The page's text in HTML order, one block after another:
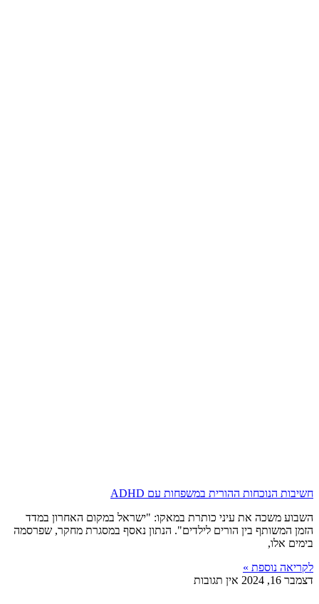
חשיבות הנוכחות ההורית במשפחות עם ADHD
השבוע משכה את עיני כותרת במאקו: "ישראל במקום האחרון במדד
הזמן המשותף בין הורים לילדים". הנתון נאסף במסגרת מחקר, שפרסמה
בימים אלו,
לקריאה נוספת »
דצמבר 16, 2024
אין תגובות